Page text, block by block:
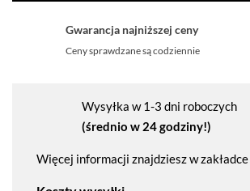
Gwarancja najniższej ceny
Ceny sprawdzane są codziennie
Wysyłka w 1-3 dni roboczych
(średnio w 24 godziny!)
Więcej informacji znajdziesz w zakładce